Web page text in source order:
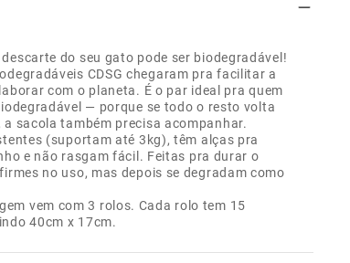
do seu gato pode ser biodegradável!
CDSG chegaram pra facilitar a
com o planeta. É o par ideal pra quem
— porque se todo o resto volta
sacola também precisa acompanhar.
(suportam até 3kg), têm alças pra
e não rasgam fácil. Feitas pra durar o
no uso, mas depois se degradam como
vem com 3 rolos. Cada rolo tem 15
40cm x 17cm.